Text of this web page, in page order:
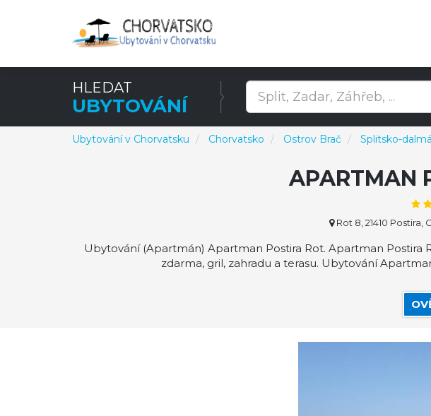
HLEDAT
UBYTOVÁNÍ
Ubytování v Chorvatsku Chorvatsko Ostrov Brač Splitsko-
APARTMAN
Rot 8, 21410 Postira,
Ubytování (Apartmán) Apartman Postira Rot. Apartman Postira
zdarma, gril, zahradu a terasu. Ubytování